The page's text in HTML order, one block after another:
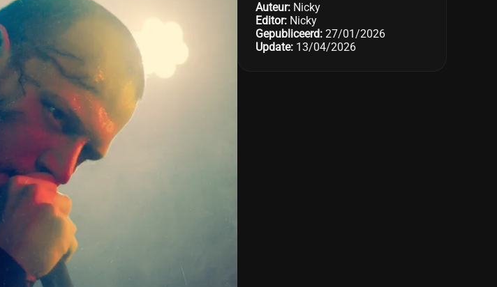
Auteur: Nicky
Editor: Nicky
Gepubliceerd: 27/01/2026
Update: 13/04/2026